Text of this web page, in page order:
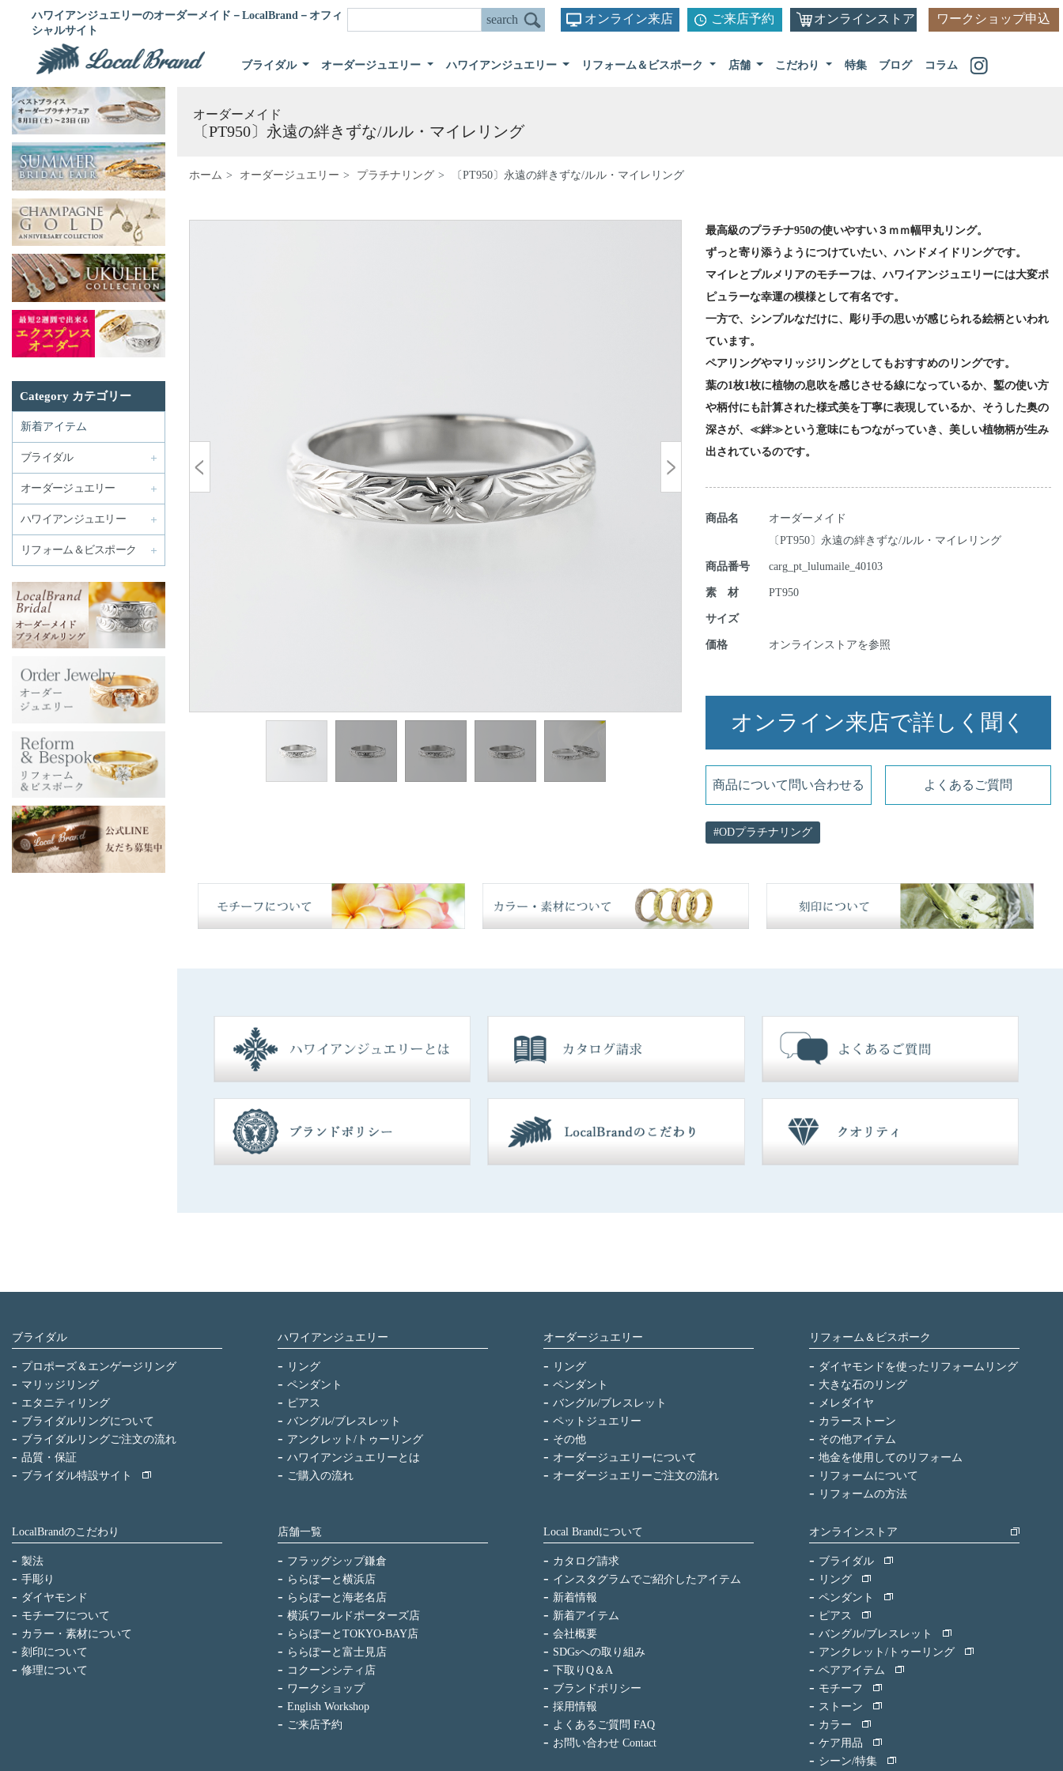
ハワイアンジュエリーのオーダーメイド－LocalBrand－オフィ
シャルサイト
オンライン来店 ご来店予約 オンラインストア ワークショップ申込
ブライダル オーダージュエリー ハワイアンジュエリー リフォーム＆ビスポーク 店舗 こだわり 特集 ブログ コラム
Category カテゴリー
新着アイテム
ブライダル
オーダージュエリー
ハワイアンジュエリー
リフォーム＆ビスポーク
オーダーメイド
〔PT950〕永遠の絆きずな/ルル・マイレリング
ホーム オーダージュエリー プラチナリング 〔PT950〕永遠の絆きずな/ルル・マイレリング
最高級のプラチナ950の使いやすい３ｍｍ幅甲丸リング。
ずっと寄り添うようにつけていたい、ハンドメイドリングです。
マイレとプルメリアのモチーフは、ハワイアンジュエリーには大変ポ
ピュラーな幸運の模様として有名です。
一方で、シンプルなだけに、彫り手の思いが感じられる絵柄といわれ
ています。
ペアリングやマリッジリングとしてもおすすめのリングです。
葉の1枚1枚に植物の息吹を感じさせる線になっているか、鏨の使い方
や柄付にも計算された様式美を丁寧に表現しているか、そうした奥の
深さが、≪絆≫という意味にもつながっていき、美しい植物柄が生み
出されているのです。
商品名
オーダーメイド
〔PT950〕永遠の絆きずな/ルル・マイレリング
商品番号 carg_pt_lulumaile_40103
素 材 PT950
サイズ
価格 オンラインストアを参照
オンライン来店で詳しく聞く
商品について問い合わせる よくあるご質問
ODプラチナリング
ブライダル
プロポーズ＆エンゲージリング
マリッジリング
エタニティリング
ブライダルリングについて
ブライダルリングご注文の流れ
品質・保証
ブライダル特設サイト
ハワイアンジュエリー
リング
ペンダント
ピアス
バングル/ブレスレット
アンクレット/トゥーリング
ハワイアンジュエリーとは
ご購入の流れ
オーダージュエリー
リング
ペンダント
バングル/ブレスレット
ペットジュエリー
その他
オーダージュエリーについて
オーダージュエリーご注文の流れ
リフォーム＆ビスポーク
ダイヤモンドを使ったリフォームリング
大きな石のリング
メレダイヤ
カラーストーン
その他アイテム
地金を使用してのリフォーム
リフォームについて
リフォームの方法
LocalBrandのこだわり
製法
手彫り
ダイヤモンド
モチーフについて
カラー・素材について
刻印について
修理について
店舗一覧
フラッグシップ鎌倉
ららぽーと横浜店
ららぽーと海老名店
横浜ワールドポーターズ店
ららぽーとTOKYO-BAY店
ららぽーと富士見店
コクーンシティ店
ワークショップ
English Workshop
ご来店予約
Local Brandについて
カタログ請求
インスタグラムでご紹介したアイテム
新着情報
新着アイテム
会社概要
SDGsへの取り組み
下取りQ＆A
ブランドポリシー
採用情報
よくあるご質問 FAQ
お問い合わせ Contact
オンラインストア
ブライダル
リング
ペンダント
ピアス
バングル/ブレスレット
アンクレット/トゥーリング
ペアアイテム
モチーフ
ストーン
カラー
ケア用品
シーン/特集